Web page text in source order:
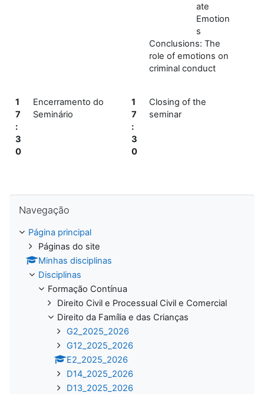
ate
Emotion
s
Conclusions: The
role of emotions on
criminal conduct
1
7
:
3
0
Encerramento do
Seminário
1
7
:
3
0
Closing of the
seminar
Navegação
Página principal
Páginas do site
Minhas disciplinas
Disciplinas
Formação Contínua
Direito Civil e Processual Civil e Comercial
Direito da Família e das Crianças
G2_2025_2026
G12_2025_2026
E2_2025_2026
D14_2025_2026
D13_2025_2026